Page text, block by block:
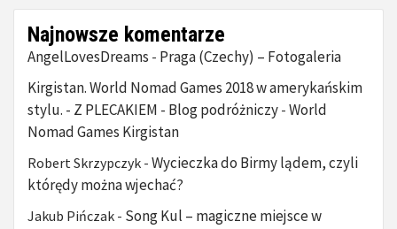
Najnowsze komentarze
AngelLovesDreams - Praga (Czechy) – Fotogaleria
Kirgistan. World Nomad Games 2018 w amerykańskim
stylu. - Z PLECAKIEM - Blog podróżniczy - World
Nomad Games Kirgistan
Robert Skrzypczyk - Wycieczka do Birmy lądem, czyli
którędy można wjechać?
Jakub Pińczak - Song Kul – magiczne miejsce w